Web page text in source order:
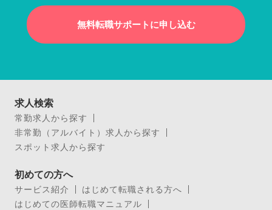
無料転職サポートに申し込む
求人検索
常勤求人から探す
非常勤（アルバイト）求人から探す
スポット求人から探す
初めての方へ
サービス紹介
はじめて転職される方へ
はじめての医師転職マニュアル